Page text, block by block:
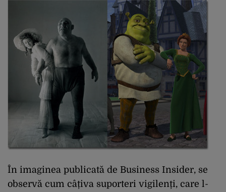
În imaginea publicată de Business Insider, se
observă cum câțiva suporteri vigilenți, care l-